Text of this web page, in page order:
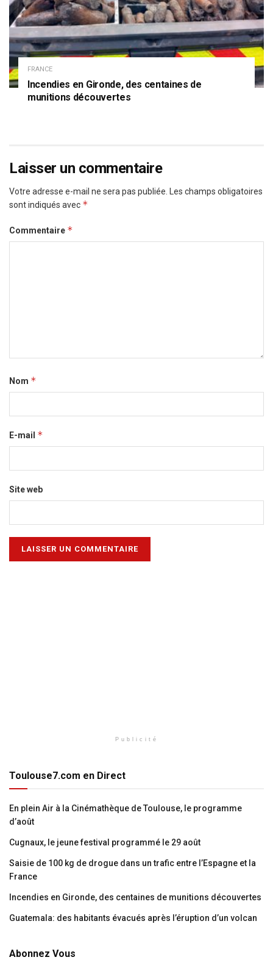
FRANCE
Incendies en Gironde, des centaines de
munitions découvertes
Laisser un commentaire
Votre adresse e-mail ne sera pas publiée. Les champs obligatoires
sont indiqués avec *
Commentaire *
Nom *
E-mail *
Site web
Publicité
Toulouse7.com en Direct
En plein Air à la Cinémathèque de Toulouse, le programme
d’août
Cugnaux, le jeune festival programmé le 29 août
Saisie de 100 kg de drogue dans un trafic entre l’Espagne et la
France
Incendies en Gironde, des centaines de munitions découvertes
Guatemala: des habitants évacués après l’éruption d’un volcan
Abonnez Vous